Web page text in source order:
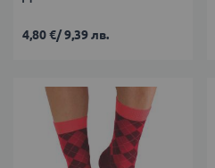
4,80 €/9,39 лв.